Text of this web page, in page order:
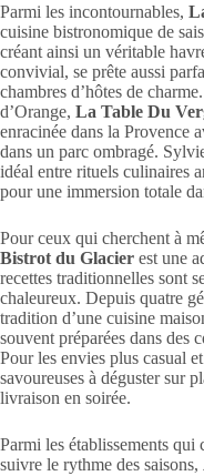
Parmi les incontournables,
cuisine bistronomique de
créant ainsi un véritable
convivial, se prête aussi
chambres d’hôtes de
d’Orange, La Table Du
enracinée dans la Provence
dans un parc ombragé.
idéal entre rituels culinaires
pour une immersion totale
Pour ceux qui cherchent à
Bistrot du Glacier est une
recettes traditionnelles sont
chaleureux. Depuis quatre
tradition d’une cuisine
souvent préparées dans des
Pour les envies plus casual
savoureuses à déguster sur
livraison en soirée.
Parmi les établissements
suivre le rythme des saisons,